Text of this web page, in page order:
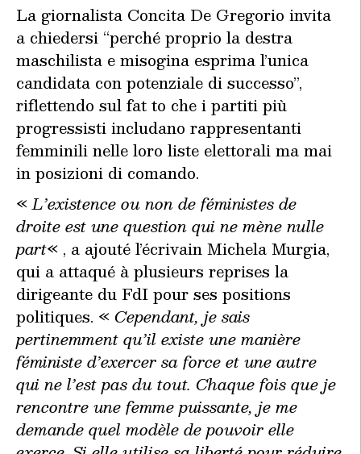
La giornalista Concita De Gregorio invita
a chiedersi “perché proprio la destra
maschilista e misogina esprima l’unica
candidata con potenziale di successo”,
riflettendo sul fat to che i partiti più
progressisti includano rappresentanti
femminili nelle loro liste elettorali ma mai
in posizioni di comando.
«L’existence ou non de féministes de
droite est une question qui ne mène nulle
part« , a ajouté l’écrivain Michela Murgia,
qui a attaqué à plusieurs reprises la
dirigeante du FdI pour ses positions
politiques. «Cependant, je sais
pertinemment qu’il existe une manière
féministe d’exercer sa force et une autre
qui ne l’est pas du tout. Chaque fois que je
rencontre une femme puissante, je me
demande quel modèle de pouvoir elle